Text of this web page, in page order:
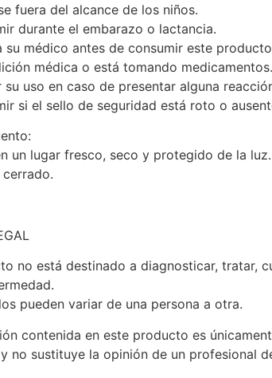
fuera del alcance de los niños.
durante el embarazo o lactancia.
su médico antes de consumir este
médica o está tomando medicamentos.
su uso en caso de presentar alguna
si el sello de seguridad está roto o
un lugar fresco, seco y protegido de la
no está destinado a diagnosticar, tratar,
pueden variar de una persona a otra.
contenida en este producto es
no sustituye la opinión de un profesional